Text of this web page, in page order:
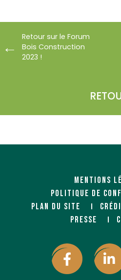
Retour sur le Forum
Bois Construction
2023 !
MENTIONS
POLITIQUE DE
PLAN DU SITE
PRESSE